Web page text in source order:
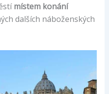
místem konání
dalších náboženských